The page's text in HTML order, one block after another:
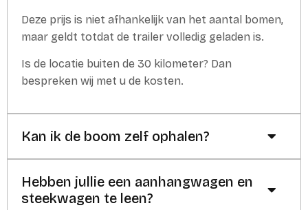
Deze prijs is niet afhankelijk van het aantal bomen,
maar geldt totdat de trailer volledig geladen is.
Is de locatie buiten de 30 kilometer? Dan
bespreken wij met u de kosten.
Kan ik de boom zelf ophalen?
Hebben jullie een aanhangwagen en
steekwagen te leen?